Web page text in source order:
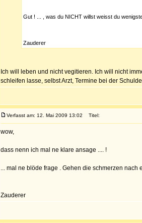
Gut ! ... , was du NICHT willst weisst du
Zauderer
Ich will leben und nicht vegitieren. Ich will nicht
schleifen lasse, selbst Arzt, Termine bei der
Verfasst am: 12. Mai 2009 13:02 Titel:
wow,
dass nenn ich mal ne klare ansage .... !
... mal ne blöde frage . Gehen die schmerzen
Zauderer